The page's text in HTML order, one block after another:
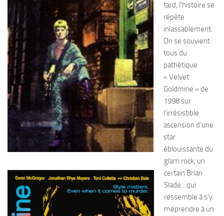
tard, l’histoire se
répète
inlassablement.
On se souvient
tous du
pathétique
« Velvet
Goldmine » de
1998 sur
l’irrésistible
ascension d’une
star
éblouissante du
glam rock, un
certain Brian
Slade…qui
ressemble à s’y
méprendre à un